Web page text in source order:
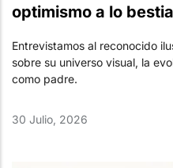
optimismo a lo
Entrevistamos al reconocido
sobre su universo visual, la
como padre.
30 Julio, 2026